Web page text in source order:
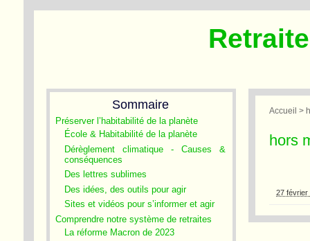
Sommaire
Préserver l’habitabilité de la planète
École & Habitabilité de la planète
Dérèglement climatique - Causes &
conséquences
Des lettres sublimes
Des idées, des outils pour agir
Sites et vidéos pour s’informer et agir
Comprendre notre système de retraites
La réforme Macron de 2023
Accueil >
hors
27 février